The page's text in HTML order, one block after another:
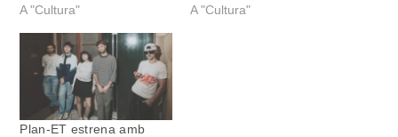
A "Cultura"
A "Cultura"
Plan-ET estrena amb